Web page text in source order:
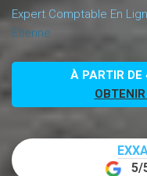
Expert Comptable En
Etienne
À PARTIR
5/